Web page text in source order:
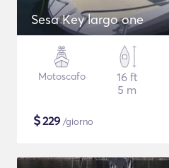
Sesa Key largo one
Motoscafo
16 ft
5 m
$229 /giorno